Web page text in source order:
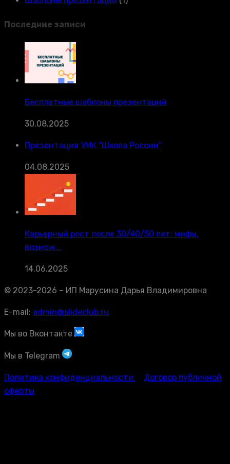
Последние записи
Бесплатные шаблоны презентаций
30.08.2025
Презентация УМК “Школа России”
04.08.2025
Карьерный рост после 30/40/50 лет: мифы,
возмож...
14.06.2025
© 2023-2026 – ИП Марусина Дарья Владимировна
E-mail: admin@slideclub.ru
Мы во Вконтакте
Мы в Telegram
Политика конфиденциальности
Договор публичной
оферты